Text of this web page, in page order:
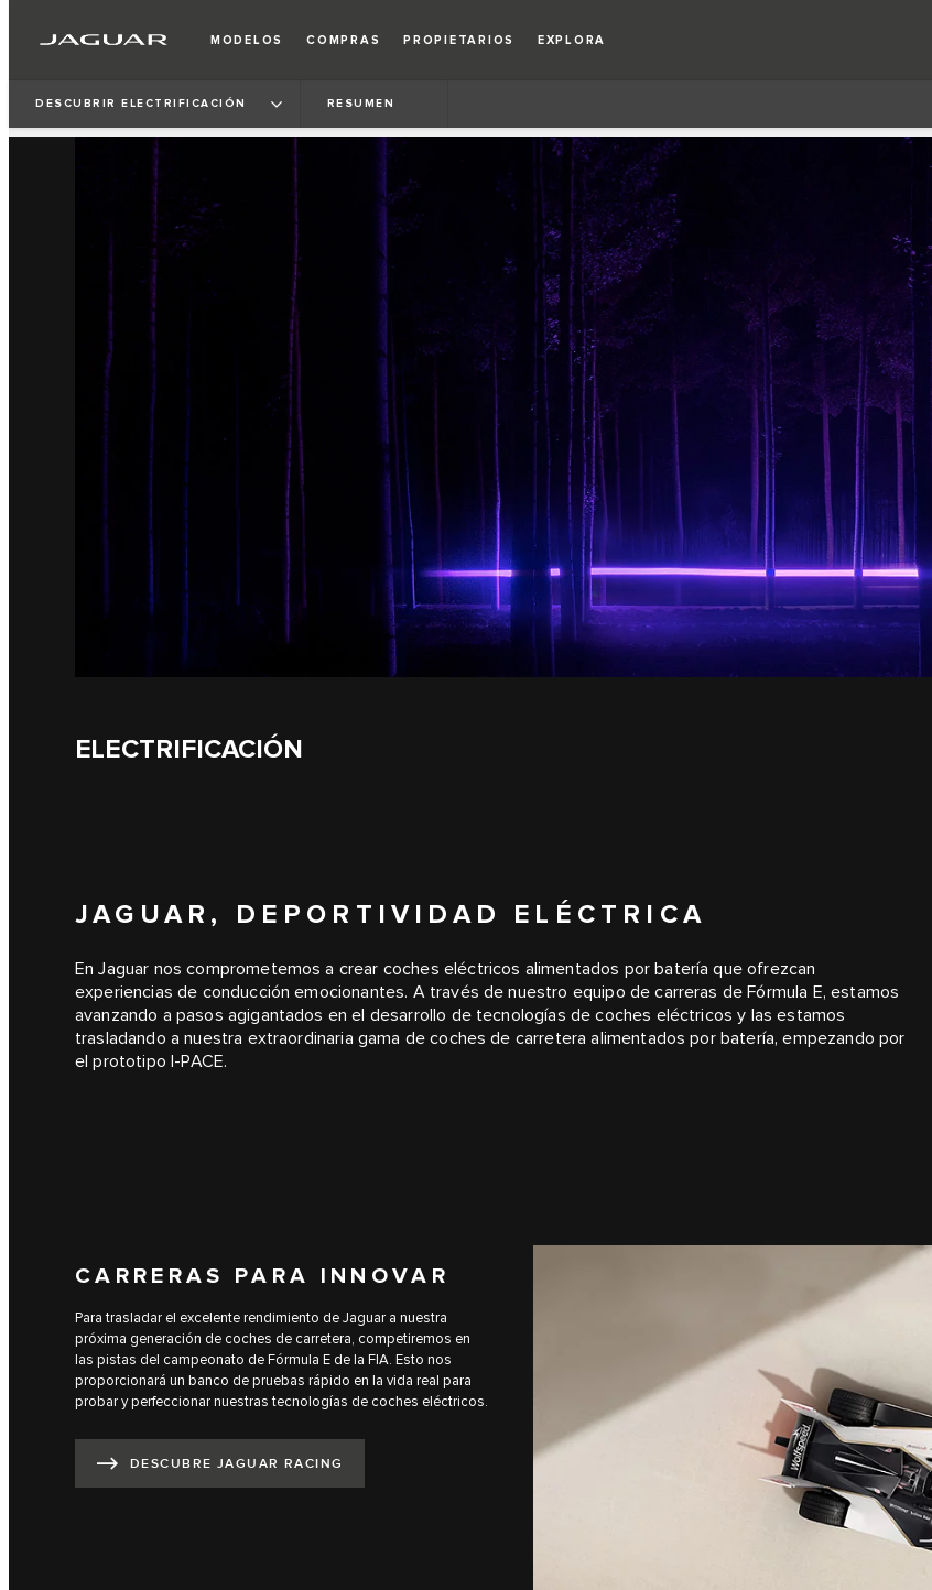
MODELOS COMPRAS PROPIETARIOS EXPLORA
DESCUBRIR ELECTRIFICACIÓN RESUMEN
ELECTRIFICACIÓN
JAGUAR, DEPORTIVIDAD ELÉCTRICA
En Jaguar nos comprometemos a crear coches eléctricos alimentados por batería que ofrezcan
experiencias de conducción emocionantes. A través de nuestro equipo de carreras de Fórmula E, estamos
avanzando a pasos agigantados en el desarrollo de tecnologías de coches eléctricos y las estamos
trasladando a nuestra extraordinaria gama de coches de carretera alimentados por batería, empezando por
el prototipo I‑PACE.
CARRERAS PARA INNOVAR
Para trasladar el excelente rendimiento de Jaguar a nuestra
próxima generación de coches de carretera, competiremos en
las pistas del campeonato de Fórmula E de la FIA. Esto nos
proporcionará un banco de pruebas rápido en la vida real para
probar y perfeccionar nuestras tecnologías de coches eléctricos.
DESCUBRE JAGUAR RACING